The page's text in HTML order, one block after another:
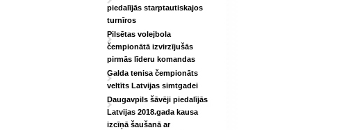
piedalījās starptautiskajos
turnīros
Pilsētas volejbola
čempionātā izvirzījušās
pirmās līderu komandas
Galda tenisa čempionāts
veltīts Latvijas simtgadei
Daugavpils šāvēji piedalījās
Latvijas 2018.gada kausa
izcīņā šaušanā ar